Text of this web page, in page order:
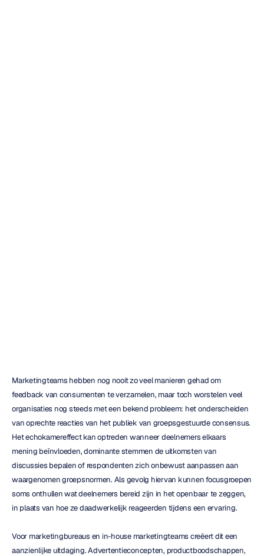
Marketingteams hebben nog nooit zo veel manieren gehad om
feedback van consumenten te verzamelen, maar toch worstelen veel
organisaties nog steeds met een bekend probleem: het onderscheiden
van oprechte reacties van het publiek van groepsgestuurde consensus.
Het echokamereffect kan optreden wanneer deelnemers elkaars
mening beïnvloeden, dominante stemmen de uitkomsten van
discussies bepalen of respondenten zich onbewust aanpassen aan
waargenomen groepsnormen. Als gevolg hiervan kunnen focusgroepen
soms onthullen wat deelnemers bereid zijn in het openbaar te zeggen,
in plaats van hoe ze daadwerkelijk reageerden tijdens een ervaring.
Voor marketingbureaus en in-house marketingteams creëert dit een
aanzienlijke uitdaging. Advertentieconcepten, productboodschappen,